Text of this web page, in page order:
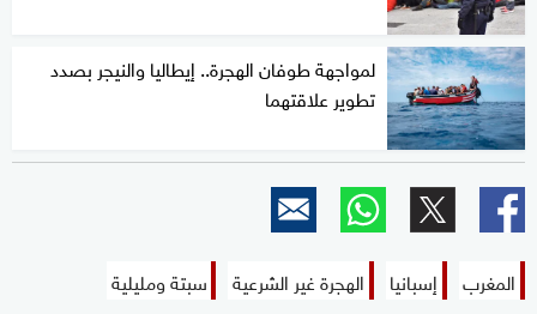
لمواجهة طوفان الهجرة.. إيطاليا والنيجر بصدد
تطوير علاقتهما
المغرب إسبانيا الهجرة غير الشرعية سبتة ومليلية